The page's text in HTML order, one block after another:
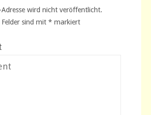
Adresse wird nicht veröffentlicht.
sind mit *markiert